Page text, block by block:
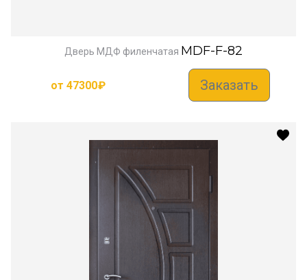
Дверь МДФ филенчатая MDF-F-82
от 47300₽ Заказать